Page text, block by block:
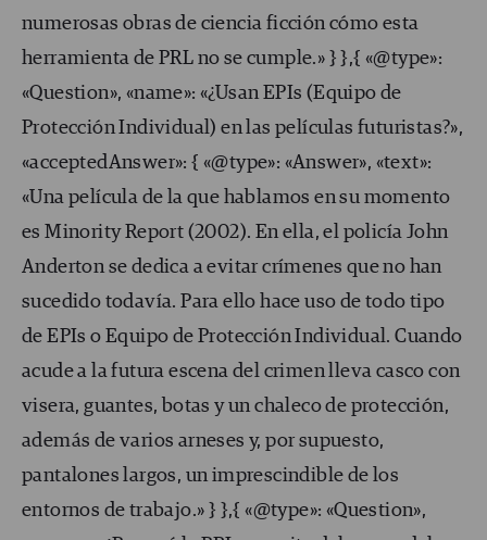
numerosas obras de ciencia ficción cómo esta
herramienta de PRL no se cumple.» } },{ «@type»:
«Question», «name»: «¿Usan EPIs (Equipo de
Protección Individual) en las películas futuristas?»,
«acceptedAnswer»: { «@type»: «Answer», «text»:
«Una película de la que hablamos en su momento
es Minority Report (2002). En ella, el policía John
Anderton se dedica a evitar crímenes que no han
sucedido todavía. Para ello hace uso de todo tipo
de EPIs o Equipo de Protección Individual. Cuando
acude a la futura escena del crimen lleva casco con
visera, guantes, botas y un chaleco de protección,
además de varios arneses y, por supuesto,
pantalones largos, un imprescindible de los
entornos de trabajo.» } },{ «@type»: «Question»,